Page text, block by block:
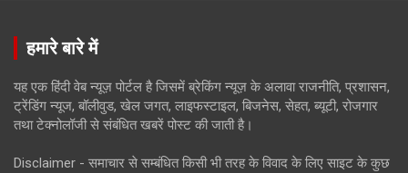
हमारे बारे में
यह एक हिंदी वेब न्यूज़ पोर्टल है जिसमें ब्रेकिंग न्यूज़ के अलावा राजनीति, प्रशासन,
ट्रेंडिंग न्यूज, बॉलीवुड, खेल जगत, लाइफस्टाइल, बिजनेस, सेहत, ब्यूटी, रोजगार
तथा टेक्नोलॉजी से संबंधित खबरें पोस्ट की जाती है।
Disclaimer - समाचार से सम्बंधित किसी भी तरह के विवाद के लिए साइट के कुछ